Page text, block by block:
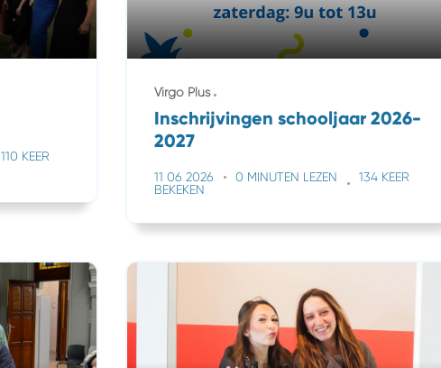
110 KEER
Virgo Plus
Inschrijvingen schooljaar 2026-
2027
11 06 2026 0 MINUTEN LEZEN
134 KEER
BEKEKEN